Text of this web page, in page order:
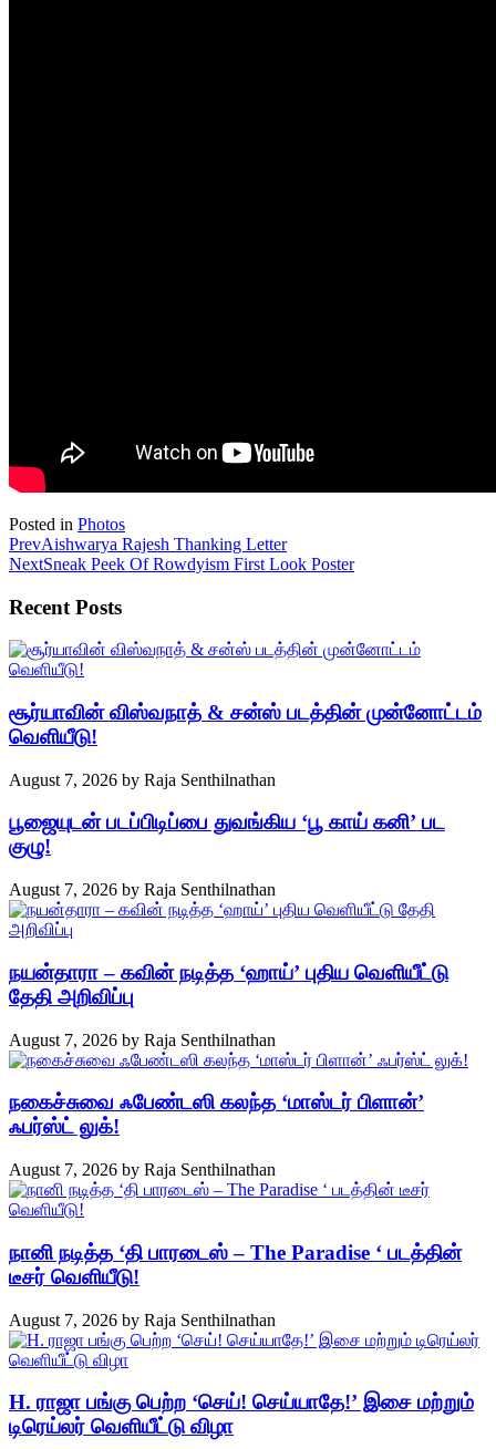
Posted in Photos
PrevAishwarya Rajesh Thanking Letter
NextSneak Peek Of Rowdyism First Look Poster
Recent Posts
சூர்யாவின் விஸ்வநாத் & சன்ஸ் படத்தின் முன்னோட்டம்
வெளியீடு!
August 7, 2026 by Raja Senthilnathan
பூஜையுடன் படப்பிடிப்பை துவங்கிய ‘பூ காய் கனி’ பட
குழு!
August 7, 2026 by Raja Senthilnathan
நயன்தாரா – கவின் நடித்த ‘ஹாய்’ புதிய வெளியீட்டு
தேதி அறிவிப்பு
August 7, 2026 by Raja Senthilnathan
நகைச்சுவை ஃபேண்டஸி கலந்த ‘மாஸ்டர் பிளான்’
ஃபர்ஸ்ட் லுக்!
August 7, 2026 by Raja Senthilnathan
நானி நடித்த ‘தி பாரடைஸ் – The Paradise ‘ படத்தின்
டீசர் வெளியீடு!
August 7, 2026 by Raja Senthilnathan
H. ராஜா பங்கு பெற்ற ‘செய்! செய்யாதே!’ இசை மற்றும்
டிரெய்லர் வெளியீட்டு விழா